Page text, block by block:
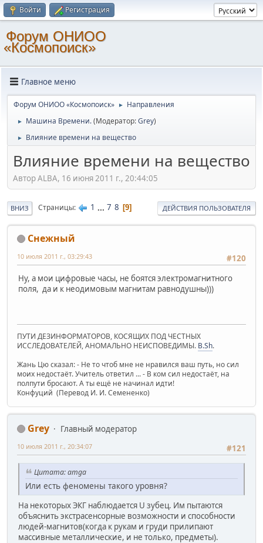
Войти Регистрация
Форум ОНИОО
«Космопоиск»
Главное меню
Форум ОНИОО «Космопоиск» ► Направления
► Машина Времени.(Модератор:Grey)
► Влияние времени на вещество
Влияние времени на вещество
Автор ALBA, 16 июня 2011 г., 20:44:05
ВНИЗ Страницы 1 ... 7 8 9 ДЕЙСТВИЯ ПОЛЬЗОВАТЕЛЯ
Снежный
#120
10 июля 2011 г., 03:29:43
Ну, а мои цифровые часы, не боятся электромагнитного
поля, да и к неодимовым магнитам равнодушны)))
ПУТИ ДЕЗИНФОРМАТОРОВ, КОСЯЩИХ ПОД ЧЕСТНЫХ
ИССЛЕДОВАТЕЛЕЙ, АНОМАЛЬНО НЕИСПОВЕДИМЫ. B.Sh.
Жань Цю сказал: - Не то чтоб мне не нравился ваш путь, но сил
моих недостаёт. Учитель ответил ... - В ком сил недостаёт, на
полпути бросают. А ты ещё не начинал идти!
Конфуций (Перевод И. И. Семененко)
Grey
Главный модератор
#121
10 июля 2011 г., 20:34:07
Цитата: amga
Или есть феномены такого уровня?
На некоторых ЭКГ наблюдается U зубец. Им пытаются
объяснить экстрасенсорные возможности и способности
людей-магнитов(когда к рукам и груди прилипают
массивные металлические, и не только, предметы).